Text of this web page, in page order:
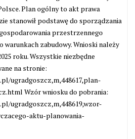
Plan ogólny to akt prawa
stanowił podstawę do sporządzania
przestrzennego
warunkach zabudowy. Wnioski należy
roku. Wszystkie niezbędne
na stronie:
ugradgoszcz,m,448617,plan-
Wzór wniosku do pobrania:
ugradgoszcz,m,448619,wzor-
aktu-planowania-